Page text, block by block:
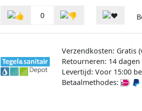
0
Verzendkosten: Gratis
Retourneren: 14 dagen
Levertijd: Voor 15:00
Betaalmethodes: